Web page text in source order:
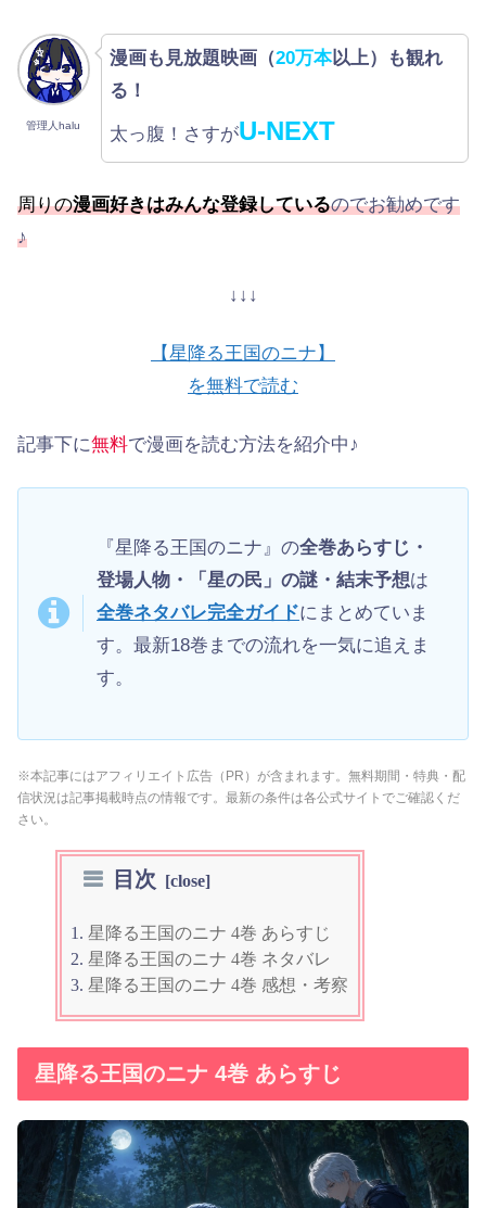
管理人halu
漫画も見放題映画（20万本以上）も観れ
る！
太っ腹！さすがU-NEXT
周りの漫画好きはみんな登録しているのでお勧めです
♪
↓↓↓
【星降る王国のニナ】
を無料で読む
記事下に無料で漫画を読む方法を紹介中♪
『星降る王国のニナ』の全巻あらすじ・
登場人物・「星の民」の謎・結末予想は
全巻ネタバレ完全ガイドにまとめていま
す。最新18巻までの流れを一気に追えま
す。
※本記事にはアフィリエイト広告（PR）が含まれます。無料期間・特典・配
信状況は記事掲載時点の情報です。最新の条件は各公式サイトでご確認くだ
さい。
目次
星降る王国のニナ 4巻 あらすじ
星降る王国のニナ 4巻 ネタバレ
星降る王国のニナ 4巻 感想・考察
星降る王国のニナ 4巻 あらすじ